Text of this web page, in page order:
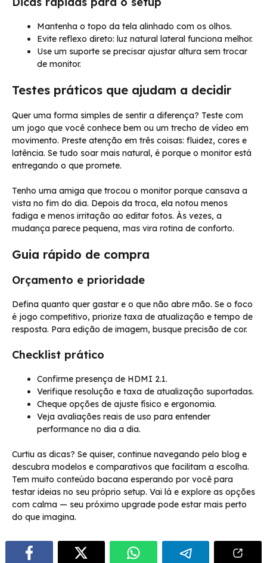
Mantenha o topo da tela alinhado com os olhos.
Evite reflexo direto: luz natural lateral funciona melhor.
Use um suporte se precisar ajustar altura sem trocar
de monitor.
Testes práticos que ajudam a decidir
Quer uma forma simples de sentir a diferença? Teste com
um jogo que você conhece bem ou um trecho de vídeo em
movimento. Preste atenção em três coisas: fluidez, cores e
latência. Se tudo soar mais natural, é porque o monitor está
entregando o que promete.
Tenho uma amiga que trocou o monitor porque cansava a
vista no fim do dia. Depois da troca, ela notou menos
fadiga e menos irritação ao editar fotos. Às vezes, a
mudança parece pequena, mas vira rotina de conforto.
Guia rápido de compra
Orçamento e prioridade
Defina quanto quer gastar e o que não abre mão. Se o foco
é jogo competitivo, priorize taxa de atualização e tempo de
resposta. Para edição de imagem, busque precisão de cor.
Checklist prático
Confirme presença de HDMI 2.1.
Verifique resolução e taxa de atualização suportadas.
Cheque opções de ajuste físico e ergonomia.
Veja avaliações reais de uso para entender
performance no dia a dia.
Curtiu as dicas? Se quiser, continue navegando pelo blog e
descubra modelos e comparativos que facilitam a escolha.
Tem muito conteúdo bacana esperando por você para
testar ideias no seu próprio setup. Vai lá e explore as opções
com calma — seu próximo upgrade pode estar mais perto
do que imagina.